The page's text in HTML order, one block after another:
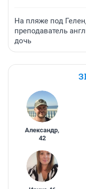
На пляже под
преподаватель
дочь
Александр,
42